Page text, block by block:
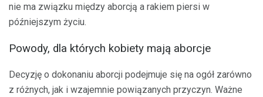
nie ma związku między aborcją a rakiem piersi w
późniejszym życiu.
Powody, dla których kobiety mają aborcje
Decyzję o dokonaniu aborcji podejmuje się na ogół zarówno
z różnych, jak i wzajemnie powiązanych przyczyn. Ważne